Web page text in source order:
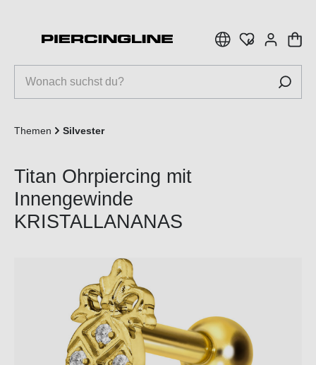
Themen Silvester
Titan Ohrpiercing mit
Innengewinde
KRISTALLANANAS